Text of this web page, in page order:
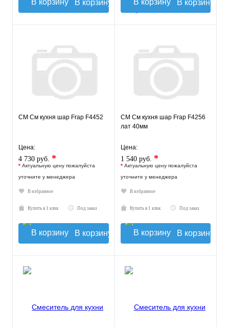
В корзину В корзину
СМ См кухня шар Frap F4452
Цена:
4 730 руб. *
* Актуальную цену пожалуйста
уточните у менеджера
В избранное
Купить в 1 клик Под заказ
В корзину
СМ См кухня шар Frap F4256
лат 40мм
Цена:
1 540 руб. *
* Актуальную цену пожалуйста
уточните у менеджера
В избранное
Купить в 1 клик Под заказ
В корзину